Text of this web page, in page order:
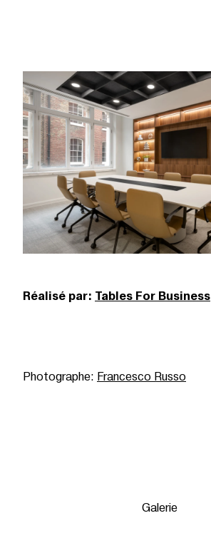
Réalisé par: Tables For Business
Photographe: Francesco Russo
Galerie